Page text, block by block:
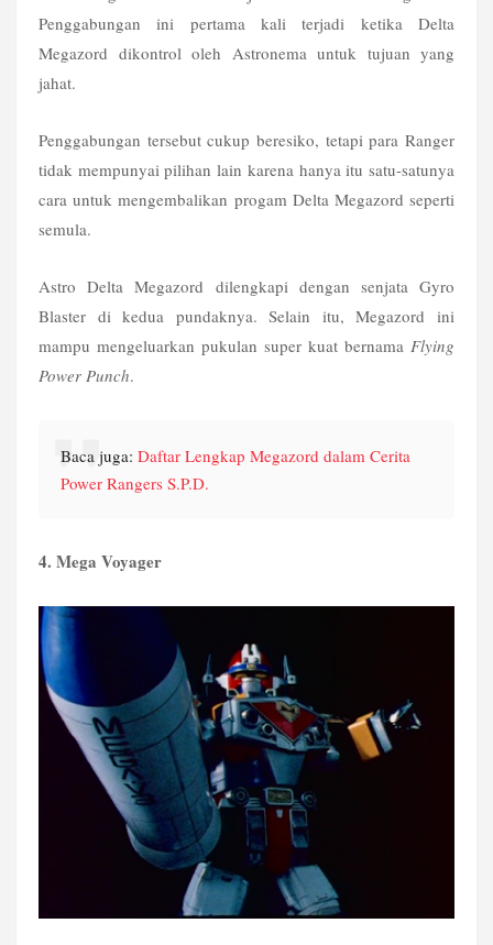
Penggabungan ini pertama kali terjadi ketika Delta
Megazord dikontrol oleh Astronema untuk tujuan yang
jahat.
Penggabungan tersebut cukup beresiko, tetapi para Ranger
tidak mempunyai pilihan lain karena hanya itu satu-satunya
cara untuk mengembalikan progam Delta Megazord seperti
semula.
Astro Delta Megazord dilengkapi dengan senjata Gyro
Blaster di kedua pundaknya. Selain itu, Megazord ini
mampu mengeluarkan pukulan super kuat bernama Flying
Power Punch.
Baca juga: Daftar Lengkap Megazord dalam Cerita
Power Rangers S.P.D.
4. Mega Voyager